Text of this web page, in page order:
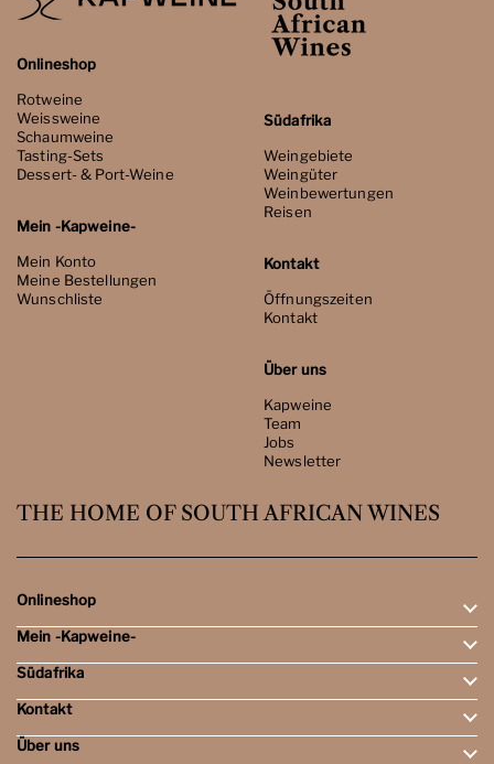
Onlineshop
Rotweine
Weissweine
Schaumweine
Tasting-Sets
Dessert- & Port-Weine
Mein -Kapweine-
Mein Konto
Meine Bestellungen
Wunschliste
Südafrika
Weingebiete
Weingüter
Weinbewertungen
Reisen
Kontakt
Öffnungszeiten
Kontakt
Über uns
Kapweine
Team
Jobs
Newsletter
THE HOME OF SOUTH AFRICAN WINES
Onlineshop
Rotweine
Weissweine
Schaumweine
Tasting-Sets
Dessert- & Port-Weine
Mein -Kapweine-
Mein Konto
Meine Bestellungen
Wunschliste
Südafrika
Weingebiete
Weingüter
Weinbewertungen
Kontakt
Öffnungszeiten
Über uns